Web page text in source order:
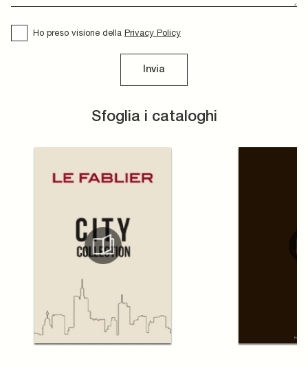
Sfoglia i cataloghi
Ho preso visione della Privacy Policy
Invia